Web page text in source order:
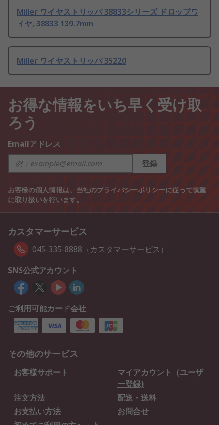
Miller ワイヤストリッパ 38833シリーズ ドロップワ
イヤ, 38833 139.7mm
Miller ワイヤストリッパ 35220
お得な情報をいち早く受け取
ろう
Emailアドレス
登録
お客様の個人情報は、当社のプライバシーポリシーに従って慎重
に取り扱いを行います。
カスタマーサービス
045-335-8888（カスタマーサービス）
SNS公式アカウント
ご利用可能カード会社
その他のサービス
お客様サポート
マイアカウント（ユーザ
ー登録)
注文方法
配送・送料
お支払い方法
お問合せ